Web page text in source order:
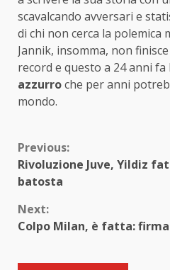
scavalcando avversari e
di chi non cerca la polemica
Jannik, insomma, non
record e questo a 24 anni
azzurroche per anni
mondo.
Continue
Reading
Previous:
Rivoluzione Juve, Yildiz
batosta
Next:
Colpo Milan, è fatta: firma